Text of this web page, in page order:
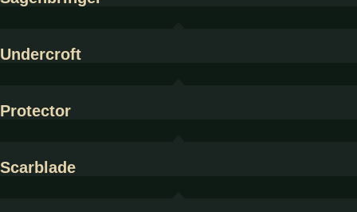
Undercroft
Protector
Scarblade